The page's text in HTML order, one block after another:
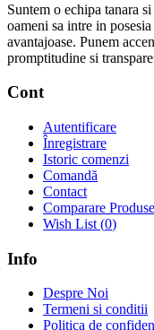
Suntem o echipa tanara
oameni sa intre in
avantajoase. Punem
promptitudine si
Cont
Autentificare
Înregistrare
Istoric comenzi
Comandă
Contact
Comparare
Wish List (0)
Info
Despre Noi
Termeni si conditii
Politica de